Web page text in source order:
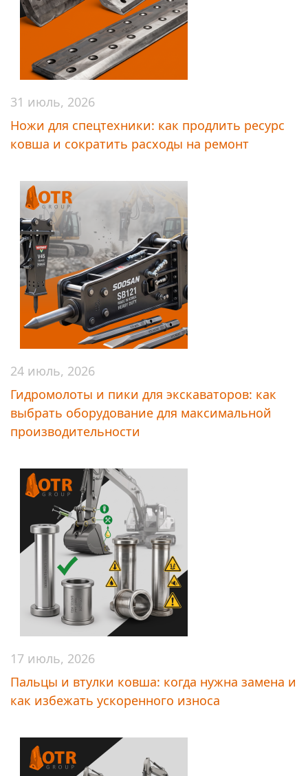
31 июль, 2026
Ножи для спецтехники: как продлить ресурс
ковша и сократить расходы на ремонт
24 июль, 2026
Гидромолоты и пики для экскаваторов: как
выбрать оборудование для максимальной
производительности
17 июль, 2026
Пальцы и втулки ковша: когда нужна замена и
как избежать ускоренного износа